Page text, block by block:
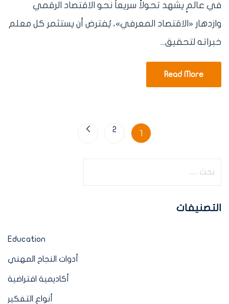
في عالمٍ يشهد تحولاً سريعاً نحو الاقتصاد الرقمي
وازدهار «الاقتصاد المعرفي»، يُفترض أن يستثمر كل معلم
خبراته لتحقيق...
Read More
1
2
التصنيفات
Education
أدوات النجاح المهني
أكاديمية افتراضية
أنواع التفكير